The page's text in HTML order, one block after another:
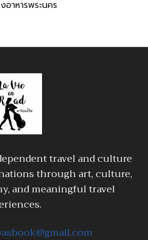
อาหารพระนคร
travel and culture
through art, culture,
and meaningful travel